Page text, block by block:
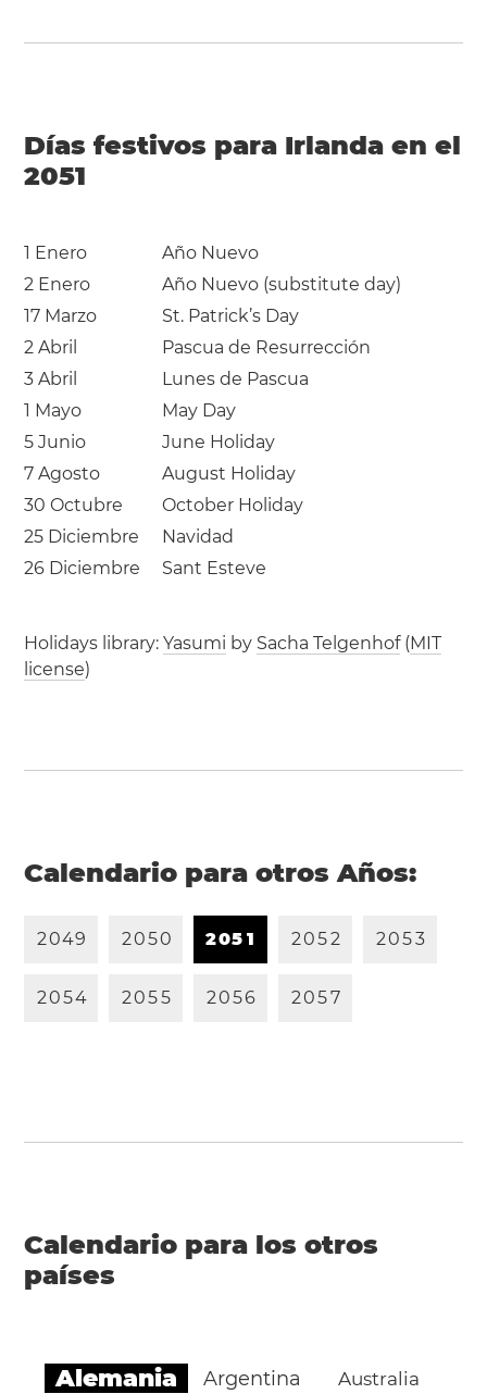
Días festivos para Irlanda en el
2051
1 Enero
Año Nuevo
2 Enero
Año Nuevo (substitute day)
17 Marzo
St. Patrick’s Day
2 Abril
Pascua de Resurrección
3 Abril
Lunes de Pascua
1 Mayo
May Day
5 Junio
June Holiday
7 Agosto
August Holiday
30 Octubre
October Holiday
25 Diciembre
Navidad
26 Diciembre
Sant Esteve
Holidays library:Yasumi by Sacha Telgenhof(MIT
license)
Calendario para otros Años:
2049 2050 205 1 2052 2053
2054 2055 2056 2057
Calendario para los otros
países
Alemania Argentina Australia